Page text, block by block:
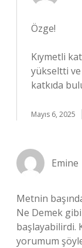
Özge!
Kıymetli
yükseltti
katkıda
Mayıs 6, 2025
Emine
Metnin
Ne Demek
başlayabilirdi.
yorumum